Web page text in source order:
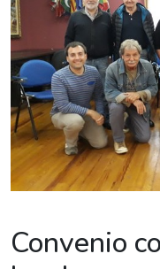
Convenio